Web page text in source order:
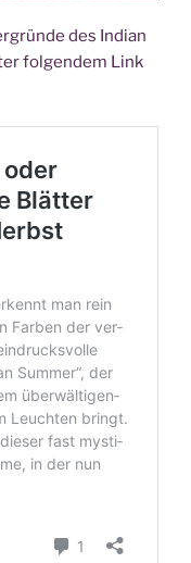
des Indi­an
fol­gen­dem Link